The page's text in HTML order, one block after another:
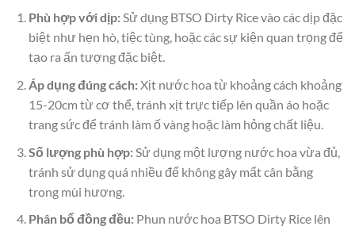
Phù hợp với dịp:Sử dụng BTSO Dirty Rice vào các dịp đặc
biệt như hẹn hò, tiệc tùng, hoặc các sự kiện quan trọng để
tạo ra ấn tượng đặc biệt.
Áp dụng đúng cách:Xịt nước hoa từ khoảng cách khoảng
15-20cm từ cơ thể, tránh xịt trực tiếp lên quần áo hoặc
trang sức để tránh làm ố vàng hoặc làm hỏng chất liệu.
Số lượng phù hợp:Sử dụng một lượng nước hoa vừa đủ,
tránh sử dụng quá nhiều để không gây mất cân bằng
trong mùi hương.
Phân bổ đồng đều:Phun nước hoa BTSO Dirty Rice lên